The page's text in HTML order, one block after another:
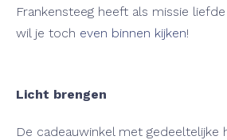
Frankensteeg heeft als missie
wil je toch even binnen kijken!
Licht brengen
De cadeauwinkel met gedeeltelijke